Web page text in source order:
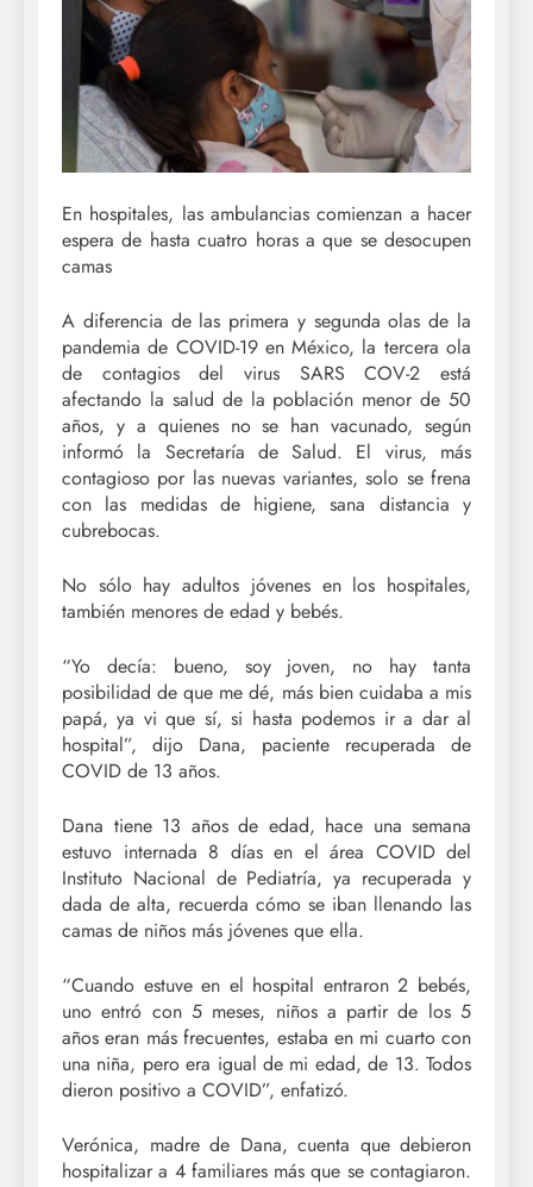
En hospitales, las ambulancias comienzan a hacer
espera de hasta cuatro horas a que se desocupen
camas
A diferencia de las primera y segunda olas de la
pandemia de COVID-19 en México, la tercera ola
de contagios del virus SARS COV-2 está
afectando la salud de la población menor de 50
años, y a quienes no se han vacunado, según
informó la Secretaría de Salud. El virus, más
contagioso por las nuevas variantes, solo se frena
con las medidas de higiene, sana distancia y
cubrebocas.
No sólo hay adultos jóvenes en los hospitales,
también menores de edad y bebés.
“Yo decía: bueno, soy joven, no hay tanta
posibilidad de que me dé, más bien cuidaba a mis
papá, ya vi que sí, si hasta podemos ir a dar al
hospital”, dijo Dana, paciente recuperada de
COVID de 13 años.
Dana tiene 13 años de edad, hace una semana
estuvo internada 8 días en el área COVID del
Instituto Nacional de Pediatría, ya recuperada y
dada de alta, recuerda cómo se iban llenando las
camas de niños más jóvenes que ella.
“Cuando estuve en el hospital entraron 2 bebés,
uno entró con 5 meses, niños a partir de los 5
años eran más frecuentes, estaba en mi cuarto con
una niña, pero era igual de mi edad, de 13. Todos
dieron positivo a COVID”, enfatizó.
Verónica, madre de Dana, cuenta que debieron
hospitalizar a 4 familiares más que se contagiaron.